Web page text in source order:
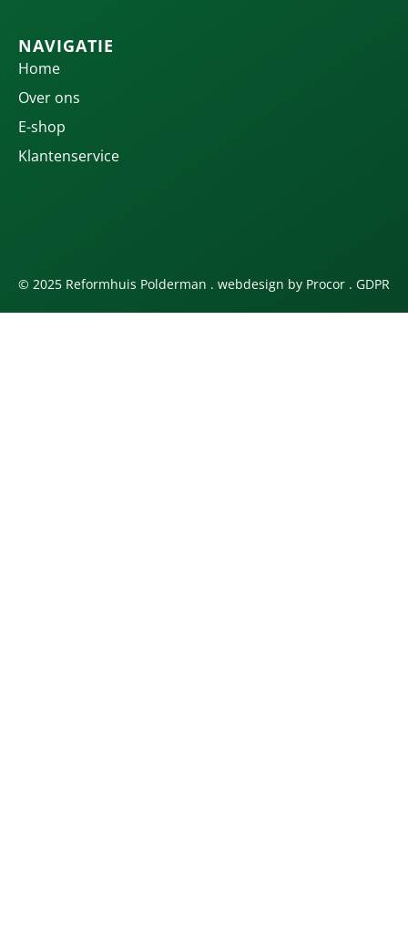
NAVIGATIE
Home
Over ons
E-shop
Klantenservice
© 2025 Reformhuis Polderman . webdesign by Procor . GDPR